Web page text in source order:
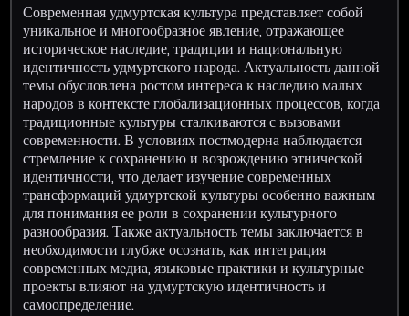
Современная удмуртская культура представляет собой
уникальное и многообразное явление, отражающее
историческое наследие, традиции и национальную
идентичность удмуртского народа. Актуальность данной
темы обусловлена ростом интереса к наследию малых
народов в контексте глобализационных процессов, когда
традиционные культуры сталкиваются с вызовами
современности. В условиях постмодерна наблюдается
стремление к сохранению и возрождению этнической
идентичности, что делает изучение современных
трансформаций удмуртской культуры особенно важным
для понимания ее роли в сохранении культурного
разнообразия. Также актуальность темы заключается в
необходимости глубже осознать, как интеграция
современных медиа, языковые практики и культурные
проекты влияют на удмуртскую идентичность и
самоопределение.